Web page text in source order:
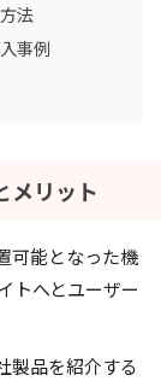
法
事例
メリット
可能となった機
トへとユーザー
製品を紹介する